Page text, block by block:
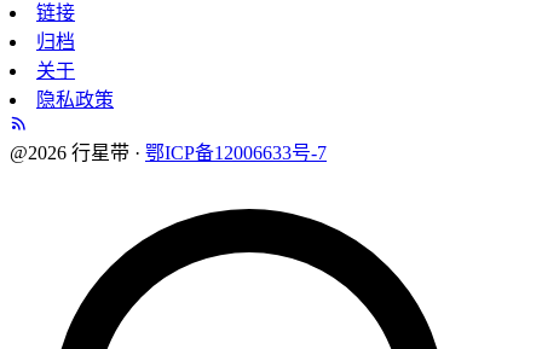
链接
归档
关于
隐私政策
@2026 行星带 · 鄂ICP备12006633号-7